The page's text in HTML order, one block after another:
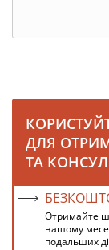
ДЛЯ
ТА
Отримайте
нашому
подальших